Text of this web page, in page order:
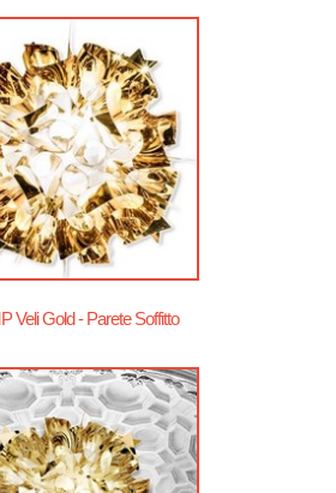
Veli Gold - Parete Soffitto